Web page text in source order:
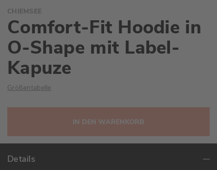
Anfang
der
Bildgalerie
springen
CHIEMSEE
Comfort-Fit Hoodie in
O-Shape mit Label-
Kapuze
Größentabelle
IN DEN WARENKORB
Details